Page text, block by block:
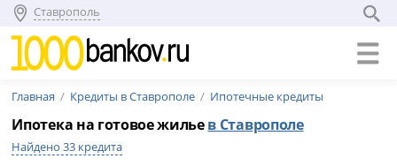
Ставрополь
Главная Кредиты в Ставрополе Ипотечные кредиты
Ипотека на готовое жильев Ставрополе
Найдено 33 кредита